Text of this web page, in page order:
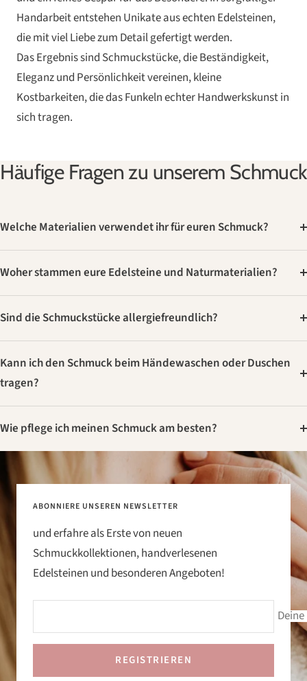
Handarbeit entstehen Unikate aus echten Edelsteinen,
die mit viel Liebe zum Detail gefertigt werden.
Das Ergebnis sind Schmuckstücke, die Beständigkeit,
Eleganz und Persönlichkeit vereinen, kleine
Kostbarkeiten, die das Funkeln echter Handwerkskunst in
sich tragen.
Häufige Fragen zu unserem Schmuck
Welche Materialien verwendet ihr für euren Schmuck?
Woher stammen eure Edelsteine und Naturmaterialien?
Sind die Schmuckstücke allergiefreundlich?
Kann ich den Schmuck beim Händewaschen oder Duschen
tragen?
Wie pflege ich meinen Schmuck am besten?
ABONNIERE UNSEREN NEWSLETTER
und erfahre als Erste von neuen
Schmuckkollektionen, handverlesenen
Edelsteinen und besonderen Angeboten!
REGISTRIEREN